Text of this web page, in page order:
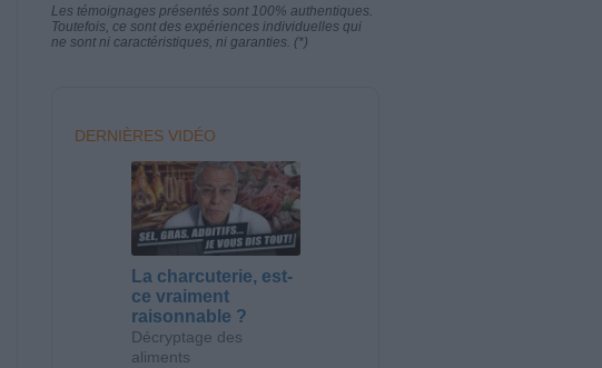
Les témoignages présentés sont 100% authentiques.
Toutefois, ce sont des expériences individuelles qui
ne sont ni caractéristiques, ni garanties. (*)
DERNIÈRES VIDÉO
La charcuterie, est-
ce vraiment
raisonnable ?
Décryptage des
aliments